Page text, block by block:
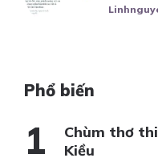
Posted
Phổ biến
Chùm thơ
Kiều